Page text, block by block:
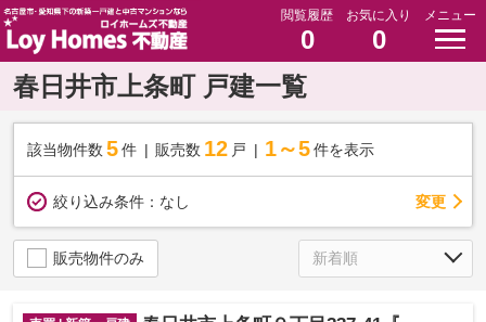
閲覧履歴
0
お気に入り
0
メニュー
春日井市上条町 戸建一覧
該当物件数 5件 販売数 12 戸 1～5 件を表示
絞り込み条件： なし 変更
販売物件のみ